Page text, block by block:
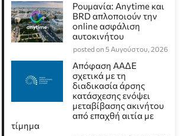
Ρουμανία: Anytime και
BRD απλοποιούν την
online ασφάλιση
αυτοκινήτου
posted on 5 Αυγούστου, 2026
Απόφαση ΑΑΔΕ
σχετικά με τη
διαδικασία άρσης
κατάσχεσης ενόψει
μεταβίβασης ακινήτου
από επαχθή αιτία με
τίμημα